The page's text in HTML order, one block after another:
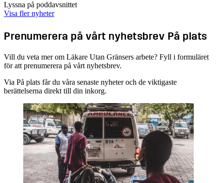
Lyssna på poddavsnittet
Visa fler nyheter
Prenumerera på vårt nyhetsbrev På plats
Vill du veta mer om Läkare Utan Gränsers arbete? Fyll i formuläret
för att prenumerera på vårt nyhetsbrev.
Via På plats får du våra senaste nyheter och de viktigaste
berättelserna direkt till din inkorg.